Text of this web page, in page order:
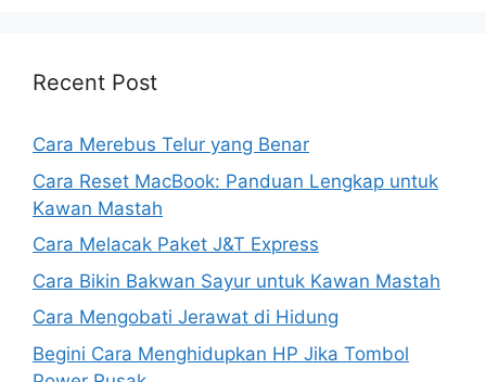
Recent Post
Cara Merebus Telur yang Benar
Cara Reset MacBook: Panduan Lengkap untuk
Kawan Mastah
Cara Melacak Paket J&T Express
Cara Bikin Bakwan Sayur untuk Kawan Mastah
Cara Mengobati Jerawat di Hidung
Begini Cara Menghidupkan HP Jika Tombol